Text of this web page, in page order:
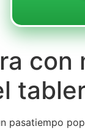
con
pasatiempo